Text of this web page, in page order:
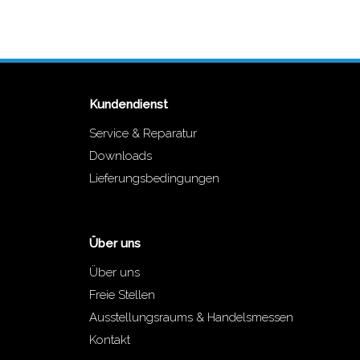
Kundendienst
Service & Reparatur
Downloads
Lieferungsbedingungen
Über uns
Über uns
Freie Stellen
Ausstellungsraums & Handelsmessen
Kontakt